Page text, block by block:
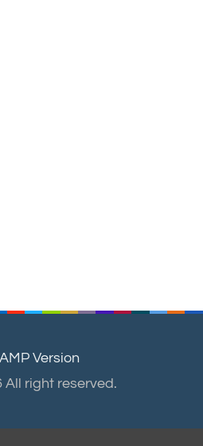
Version
All right reserved.